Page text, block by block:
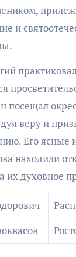
и
посещал
веру и
Его ясные
находили
их духовное